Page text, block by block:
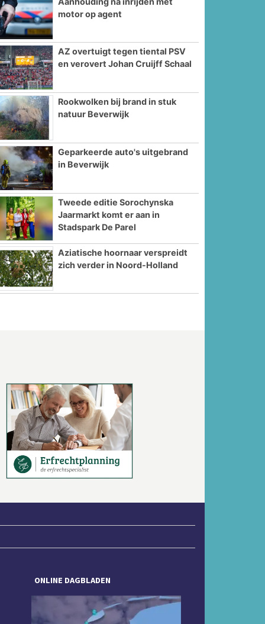
motor op agent
AZ overtuigt tegen tiental PSV
en verovert Johan Cruijff Schaal
Rookwolken bij brand in stuk
natuur Beverwijk
Geparkeerde auto's uitgebrand
in Beverwijk
Tweede editie Sorochynska
Jaarmarkt komt er aan in
Stadspark De Parel
Aziatische hoornaar verspreidt
zich verder in Noord-Holland
ONLINE DAGBLADEN